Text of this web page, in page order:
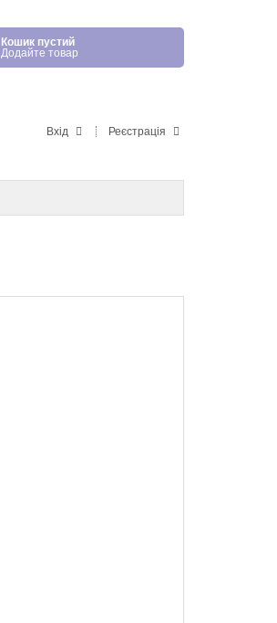
Кошик пустий
Додайте товар
Вхід Реєстрація